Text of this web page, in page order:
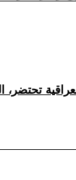
تحتضر،